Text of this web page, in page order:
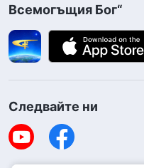
Всемогъщия Бог“
Следвайте ни